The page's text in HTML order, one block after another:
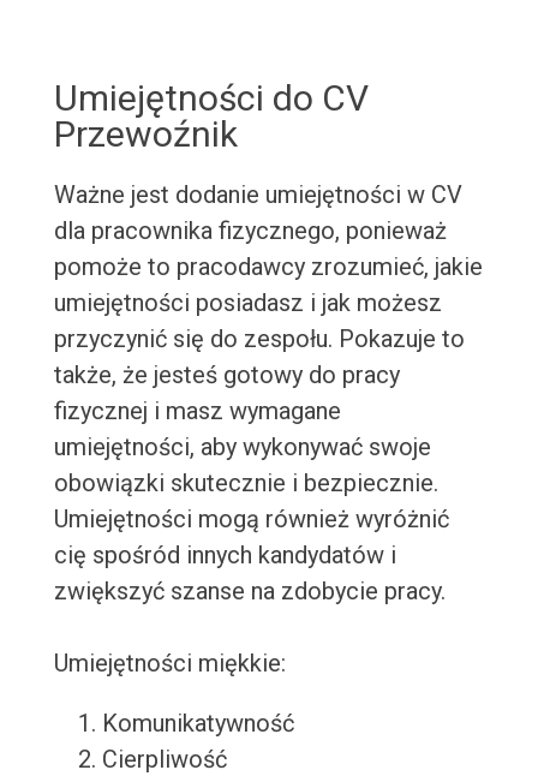
Umiejętności do CV
Przewoźnik
Ważne jest dodanie umiejętności w CV
dla pracownika fizycznego, ponieważ
pomoże to pracodawcy zrozumieć, jakie
umiejętności posiadasz i jak możesz
przyczynić się do zespołu. Pokazuje to
także, że jesteś gotowy do pracy
fizycznej i masz wymagane
umiejętności, aby wykonywać swoje
obowiązki skutecznie i bezpiecznie.
Umiejętności mogą również wyróżnić
cię spośród innych kandydatów i
zwiększyć szanse na zdobycie pracy.
Umiejętności miękkie:
Komunikatywność
Cierpliwość